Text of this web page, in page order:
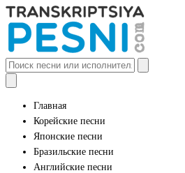
Главная
Корейские песни
Японские песни
Бразильские песни
Английские песни